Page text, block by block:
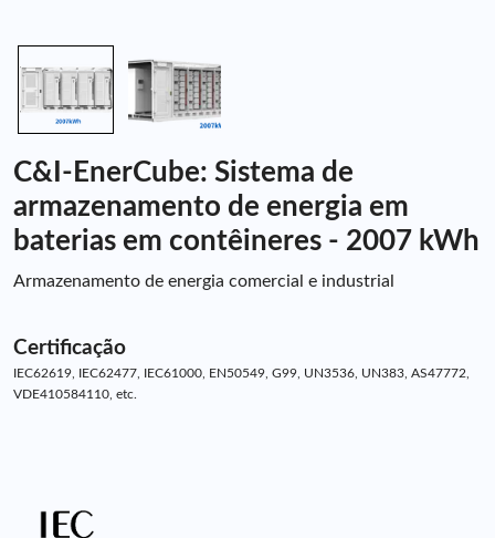
C&I-EnerCube: Sistema de
armazenamento de energia em
baterias em contêineres - 2007 kWh
Armazenamento de energia comercial e industrial
Certificação
IEC62619, IEC62477, IEC61000, EN50549, G99, UN3536, UN383, AS47772,
VDE410584110, etc.